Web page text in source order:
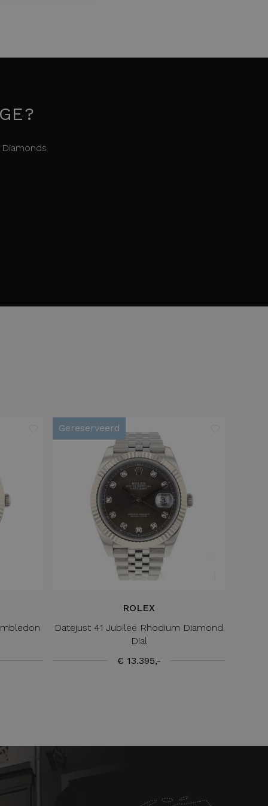
Gereserveerd
ROLEX
Datejust 41 Jubilee Rhodium Diamond
Dial
€ 13.395,-